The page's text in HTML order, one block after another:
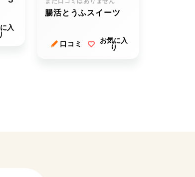
入
腸活とうふスイーツ
口コミ
お気に入
り